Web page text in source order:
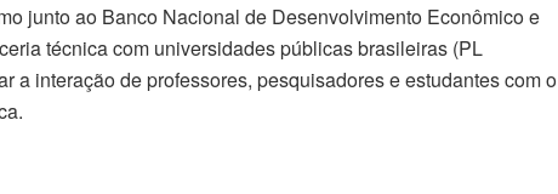
junto ao Banco Nacional de Desenvolvimento Econômico e
técnica com universidades públicas brasileiras (PL
a interação de professores, pesquisadores e estudantes com o